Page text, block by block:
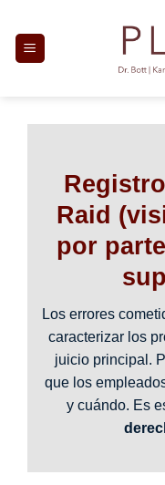
contenido
Raid
por
Los errores
caracterizar los
juicio principal.
que los
y cuándo. Es